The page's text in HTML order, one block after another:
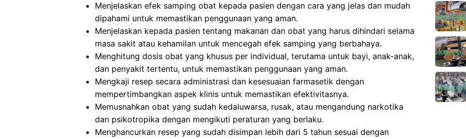
Menjelaskan efek samping obat kepada pasien dengan cara yang jelas dan mudah
dipahami untuk memastikan penggunaan yang aman.
Menjelaskan kepada pasien tentang makanan dan obat yang harus dihindari selama
masa sakit atau kehamilan untuk mencegah efek samping yang berbahaya.
Menghitung dosis obat yang khusus per individual, terutama untuk bayi, anak-anak,
dan penyakit tertentu, untuk memastikan penggunaan yang aman.
Mengkaji resep secara administrasi dan kesesuaian farmasetik dengan
mempertimbangkan aspek klinis untuk memastikan efektivitasnya.
Memusnahkan obat yang sudah kedaluwarsa, rusak, atau mengandung narkotika
dan psikotropika dengan mengikuti peraturan yang berlaku.
Menghancurkan resep yang sudah disimpan lebih dari 5 tahun sesuai dengan